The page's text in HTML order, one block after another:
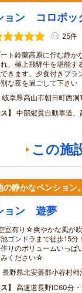
ョン コロボッ
25件
ト鈴蘭高原に佇む静か
、極上飛騨牛を堪能す
きます。夕食付きプラ
な夜を過ごして下さい
岐阜県高山市朝日町西
中部縦貫自動車道
この施
静かなペンション
ョン 遊夢
室有り☆爽やかな風が
池ゴンドラまで徒歩15
りのボリュームいっぱ
みください☆
長野県北安曇郡小谷村栂
高速道長野IC60分